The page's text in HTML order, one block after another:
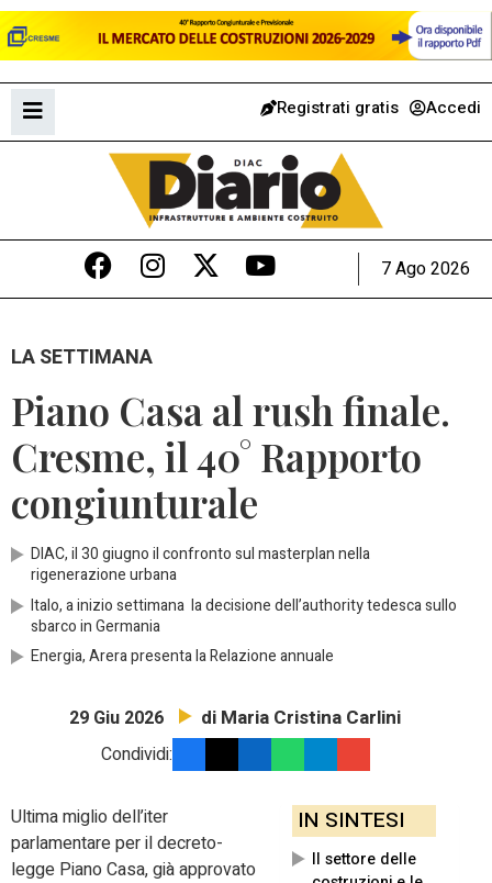
Registrati gratis Accedi
7 Ago 2026
LA SETTIMANA
Piano Casa al rush finale.
Cresme, il 40° Rapporto
congiunturale
DIAC, il 30 giugno il confronto sul masterplan nella
rigenerazione urbana
Italo, a inizio settimana la decisione dell’authority tedesca sullo
sbarco in Germania
Energia, Arera presenta la Relazione annuale
29 Giu 2026 di Maria Cristina Carlini
Condividi:
IN SINTESI
Il settore delle
Ultima miglio dell’iter
parlamentare per il decreto-
legge Piano Casa, già approvato